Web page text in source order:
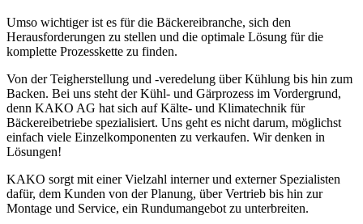
Umso wichtiger ist es für die Bäckereibranche, sich den
Herausforderungen zu stellen und die optimale Lösung für die
komplette Prozesskette zu finden.
Von der Teigherstellung und -veredelung über Kühlung bis hin zum
Backen. Bei uns steht der Kühl- und Gärprozess im Vordergrund,
denn KAKO AG hat sich auf Kälte- und Klimatechnik für
Bäckereibetriebe spezialisiert. Uns geht es nicht darum, möglichst
einfach viele Einzelkomponenten zu verkaufen. Wir denken in
Lösungen!
KAKO sorgt mit einer Vielzahl interner und externer Spezialisten
dafür, dem Kunden von der Planung, über Vertrieb bis hin zur
Montage und Service, ein Rundumangebot zu unterbreiten.